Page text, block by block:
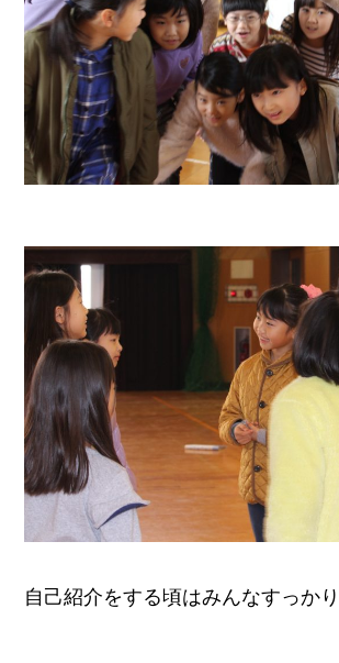
自己紹介をする頃はみんなすっか